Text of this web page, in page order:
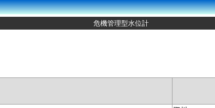
危機管理型水位計